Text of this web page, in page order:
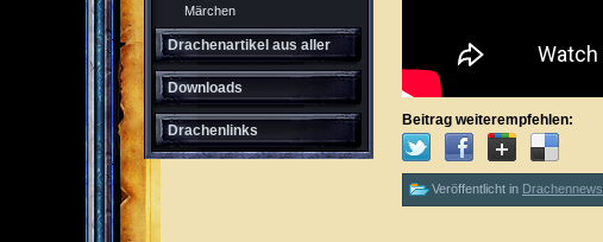
Märchen
Drachenartikel aus aller
Welt
Downloads
Drachenlinks
Beitrag weiterempfehlen:
Veröffentlicht in Drachennews